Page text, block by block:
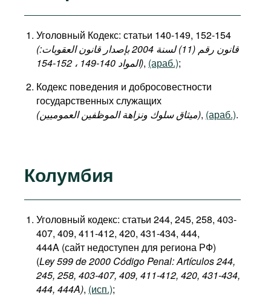
Уголовный Кодекс: статьи 140-149, 152-154
(قانون رقم (11) لسنة 2004 بإصدار قانون العقوبات:
المواد 140-149 ، 152-154), (араб.);
Кодекс поведения и добросовестности
государственных служащих
(میثاق سلوك ونزاهة الموظفين العموميين), (араб.).
Колумбия
Уголовный кодекс: статьи 244, 245, 258, 403-
407, 409, 411-412, 420, 431-434, 444,
444A (сайт недоступен для региона РФ)
(Ley 599 de 2000 Código Penal: Artículos 244,
245, 258, 403-407, 409, 411-412, 420, 431-434,
444, 444A), (исп.);